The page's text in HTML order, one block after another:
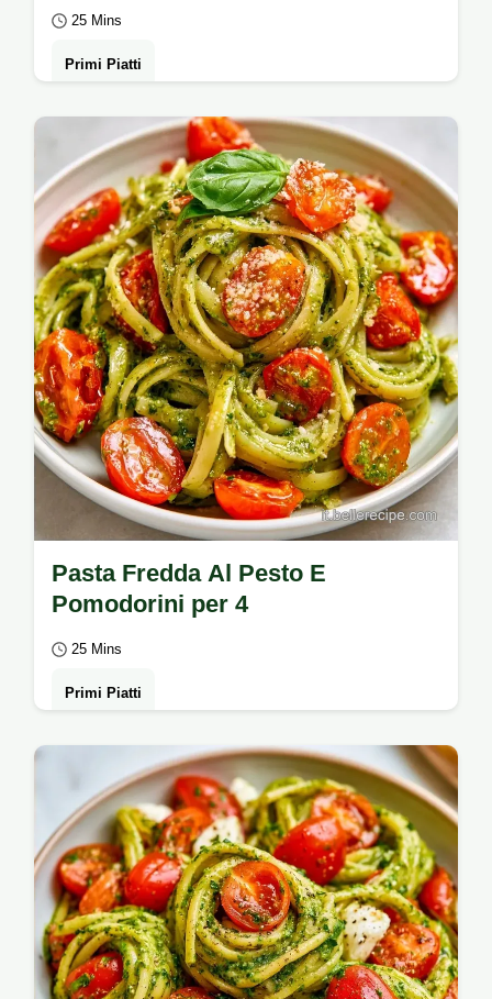
25 Mins
Primi Piatti
Pronta in 25 minuti, questa Pasta Fredda
Pesto E Tonno è cremosa. Leggi la sezione
perché l'emulsione funziona per evitare…
Pasta Fredda Al Pesto E
Pomodorini per 4
25 Mins
Primi Piatti
Pasta Fredda Al Pesto E Pomodorini per un
pranzo fresco. Leggi i semplici trucchi per
un risultato top.